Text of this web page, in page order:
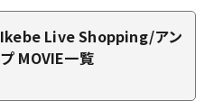
Ikebe Live Shopping/アン
プ MOVIE一覧